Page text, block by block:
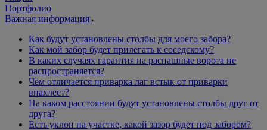
Портфолио
Важная информация
Как будут установлены столбы для моего забора?
Как мой забор будет прилегать к соседскому?
В каких случаях гарантия на распашные ворота не
распространяется?
Чем отличается приварка лаг встык от приварки
внахлест?
На каком расстоянии будут установлены столбы друг от
друга?
Есть уклон на участке, какой зазор будет под забором?